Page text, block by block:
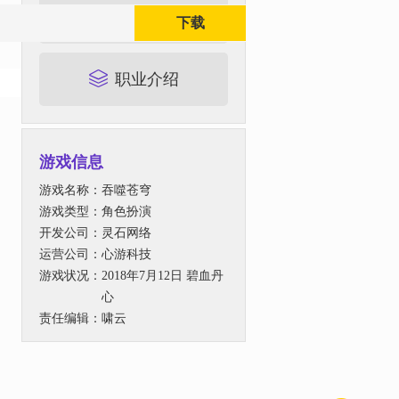
下载
背景介绍
职业介绍
游戏信息
游戏名称： 吞噬苍穹
游戏类型： 角色扮演
开发公司： 灵石网络
运营公司： 心游科技
游戏状况： 2018年7月12日 碧血丹
心
责任编辑： 啸云